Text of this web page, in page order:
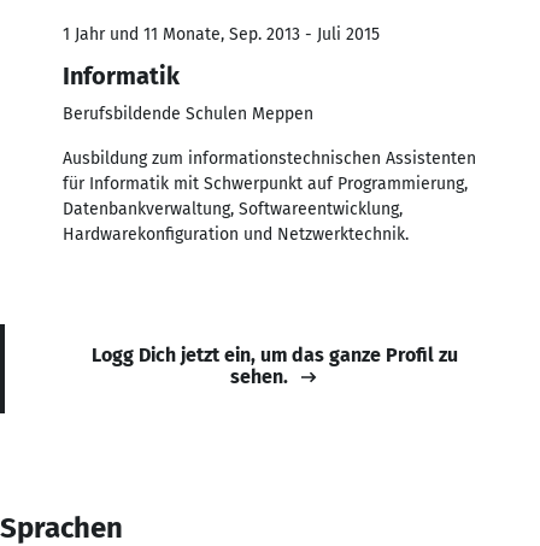
1 Jahr und 11 Monate, Sep. 2013 - Juli 2015
Informatik
Berufsbildende Schulen Meppen
Ausbildung zum informationstechnischen Assistenten
für Informatik mit Schwerpunkt auf Programmierung,
Datenbankverwaltung, Softwareentwicklung,
Hardwarekonfiguration und Netzwerktechnik.
Logg Dich jetzt ein, um das ganze Profil zu
sehen.
Sprachen